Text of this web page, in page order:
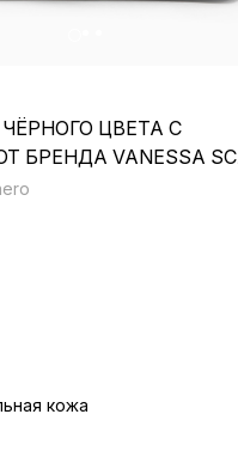
ЦВЕТА С
БРЕНДА VANESSA
кожа